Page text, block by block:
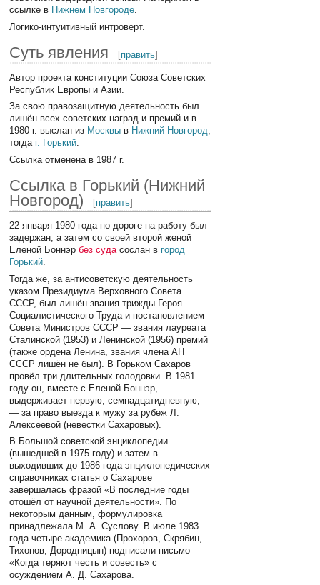
ссылке в Нижнем Новгороде.
Логико-интуитивный интроверт.
Суть явления [править]
Автор проекта конституции Союза Советских
Республик Европы и Азии.
За свою правозащитную деятельность был
лишён всех советских наград и премий и в
1980 г. выслан из Москвы в Нижний Новгород,
тогда г. Горький.
Ссылка отменена в 1987 г.
Ссылка в Горький (Нижний
Новгород)
[править]
22 января 1980 года по дороге на работу был
задержан, а затем со своей второй женой
Еленой Боннэрбез судасослан в город
Горький.
Тогда же, за антисоветскую деятельность
указом Президиума Верховного Совета
СССР, был лишён звания трижды Героя
Социалистического Труда и постановлением
Совета Министров СССР — звания лауреата
Сталинской (1953) и Ленинской (1956) премий
(также ордена Ленина, звания члена АН
СССР лишён не был). В Горьком Сахаров
провёл три длительных голодовки. В 1981
году он, вместе с Еленой Боннэр,
выдерживает первую, семнадцатидневную,
— за право выезда к мужу за рубеж Л.
Алексеевой (невестки Сахаровых).
В Большой советской энциклопедии
(вышедшей в 1975 году) и затем в
выходивших до 1986 года энциклопедических
справочниках статья о Сахарове
завершалась фразой «В последние годы
отошёл от научной деятельности». По
некоторым данным, формулировка
принадлежала М. А. Суслову. В июле 1983
года четыре академика (Прохоров, Скрябин,
Тихонов, Дородницын) подписали письмо
«Когда теряют честь и совесть» с
осуждением А. Д. Сахарова.